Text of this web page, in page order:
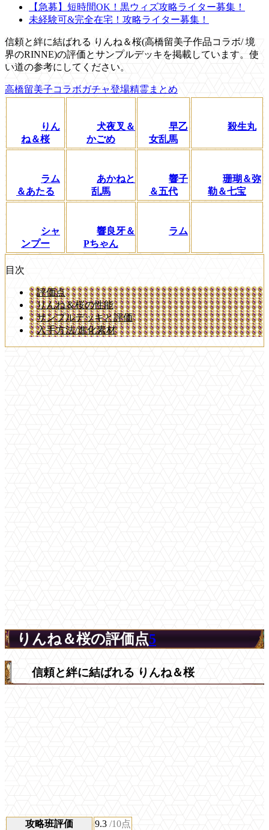
【急募】短時間OK！黒ウィズ攻略ライター募集！
未経験可&完全在宅！攻略ライター募集！
信頼と絆に結ばれる りんね＆桜(高橋留美子作品コラボ/ 境
界のRINNE)の評価とサンプルデッキを掲載しています。使
い道の参考にしてください。
高橋留美子コラボガチャ登場精霊まとめ
りん
ね＆桜
犬夜叉＆
かごめ
早乙
女乱馬
殺生丸
ラム
＆あたる
あかねと
乱馬
響子
＆五代
珊瑚＆弥
勒＆七宝
シャ
ンプー
響良牙＆
Pちゃん
ラム
目次
評価点
りんね＆桜の性能
サンプルデッキと評価
入手方法/進化素材
りんね＆桜の評価点5
信頼と絆に結ばれる りんね＆桜
攻略班評価 9.3 /10点